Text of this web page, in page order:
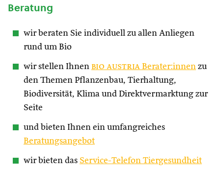
Beratung
wir beraten Sie individuell zu allen Anliegen
rund um Bio
wir stellen Ihnen bio austria Berater:innen zu
den Themen Pflanzenbau, Tierhaltung,
Biodiversität, Klima und Direktvermarktung zur
Seite
und bieten Ihnen ein umfangreiches
Beratungsangebot
wir bieten das Service-Telefon Tiergesundheit